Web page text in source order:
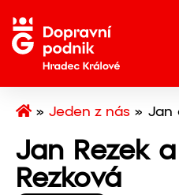
»Jeden z nás » Jan
Jan Rezek
Rezková